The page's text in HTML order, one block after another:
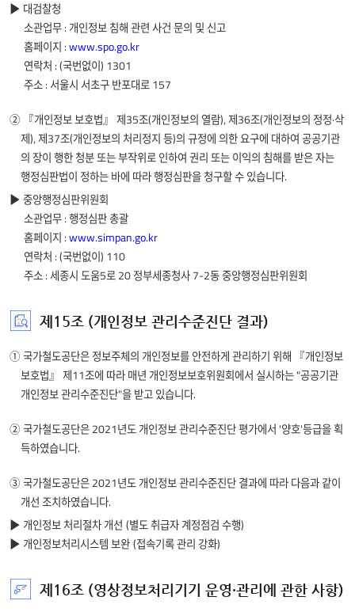
대검찰청
소관업무 : 개인정보 침해 관련 사건 문의 및 신고
홈페이지 :www.spo.go.kr
연락처 : (국번없이) 1301
주소 : 서울시 서초구 반포대로 157
② 『개인정보 보호법』 제35조(개인정보의 열람), 제36조(개인정보의 정정·삭
제), 제37조(개인정보의 처리정지 등)의 규정에 의한 요구에 대하여 공공기관
의 장이 행한 청분 또는 부작위로 인하여 권리 또는 이익의 침해를 받은 자는
행정심판법이 정하는 바에 따라 행정심판을 청구할 수 있습니다.
중앙행정심판위원회
소관업무 : 행정심판 총괄
홈페이지 :www.simpan.go.kr
연락처 : (국번없이) 110
주소 : 세종시 도움5로 20 정부세종청사 7-2동 중앙행정심판위원회
제15조 (개인정보 관리수준진단 결과)
① 국가철도공단은 정보주체의 개인정보를 안전하게 관리하기 위해 『개인정보
보호법』 제11조에 따라 매년 개인정보보호위원회에서 실시하는 "공공기관
개인정보 관리수준진단"을 받고 있습니다.
② 국가철도공단은 2021년도 개인정보 관리수준진단 평가에서 '양호'등급을 획
득하였습니다.
③ 국가철도공단은 2021년도 개인정보 관리수준진단 결과에 따라 다음과 같이
개선 조치하였습니다.
개인정보 처리절차 개선 별도 취급자 계정점검 수행
개인정보처리시스템 보완 접속기록 관리 강화
제16조 (영상정보처리기기 운영·관리에 관한 사항)